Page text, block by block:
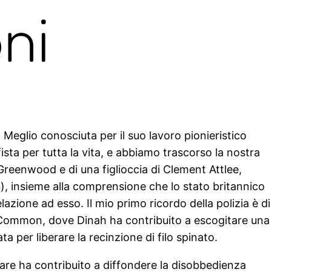
conosciuta per il suo lavoro pionieristico
per tutta la vita, e abbiamo trascorso la nostra
e di una figlioccia di Clement Attlee,
insieme alla comprensione che lo stato britannico
ad esso. Il mio primo ricordo della polizia è di
dove Dinah ha contribuito a escogitare una
per liberare la recinzione di filo spinato.
ha contribuito a diffondere la disobbedienza